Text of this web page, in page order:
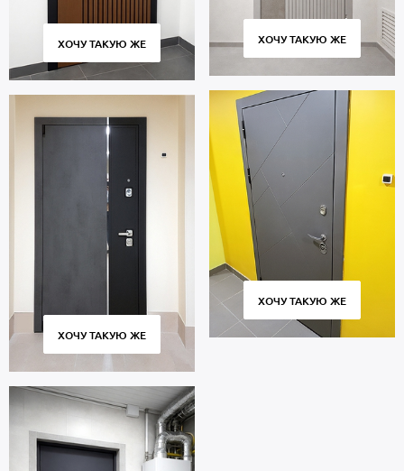
ХОЧУ ТАКУЮ ЖЕ
ХОЧУ ТАКУЮ ЖЕ
ХОЧУ ТАКУЮ ЖЕ
ХОЧУ ТАКУЮ ЖЕ